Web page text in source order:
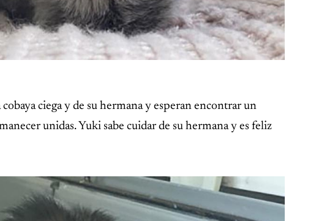
ciega y de su hermana y esperan encontrar un
unidas. Yuki sabe cuidar de su hermana y es feliz